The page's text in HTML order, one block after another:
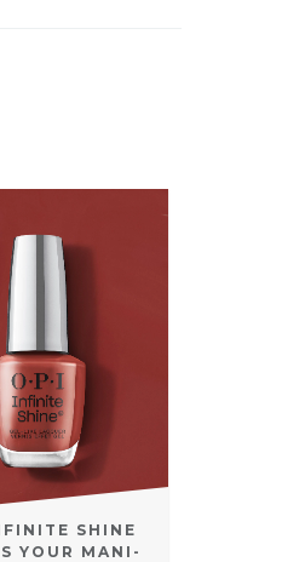
SHINE
YOUR MANI-